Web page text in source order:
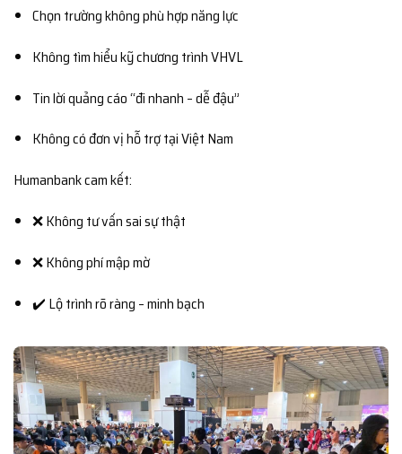
Chọn trường không phù hợp năng lực
Không tìm hiểu kỹ chương trình VHVL
Tin lời quảng cáo “đi nhanh – dễ đậu”
Không có đơn vị hỗ trợ tại Việt Nam
Humanbank cam kết:
❌ Không tư vấn sai sự thật
❌ Không phí mập mờ
✔️ Lộ trình rõ ràng – minh bạch